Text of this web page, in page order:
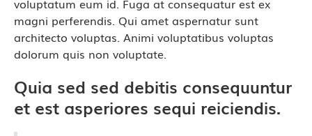
voluptatum eum id. Fuga at consequatur est ex
magni perferendis. Qui amet aspernatur sunt
architecto voluptas. Animi voluptatibus voluptas
dolorum quis non voluptate.
Quia sed sed debitis consequuntur
et est asperiores sequi reiciendis.